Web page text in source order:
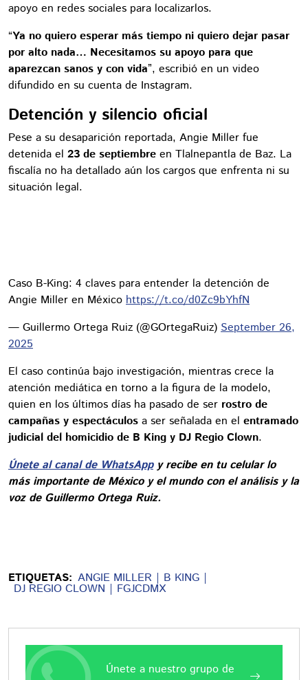
apoyo en redes sociales para localizarlos.
“Ya no quiero esperar más tiempo ni quiero dejar pasar
por alto nada… Necesitamos su apoyo para que
aparezcan sanos y con vida”, escribió en un video
difundido en su cuenta de Instagram.
Detención y silencio oficial
Pese a su desaparición reportada, Angie Miller fue
detenida el 23 de septiembre en Tlalnepantla de Baz. La
fiscalía no ha detallado aún los cargos que enfrenta ni su
situación legal.
Caso B-King: 4 claves para entender la detención de
Angie Miller en México https://t.co/d0Zc9bYhfN
— Guillermo Ortega Ruiz (@GOrtegaRuiz) September 26,
2025
El caso continúa bajo investigación, mientras crece la
atención mediática en torno a la figura de la modelo,
quien en los últimos días ha pasado de ser rostro de
campañas y espectáculos a ser señalada en el entramado
judicial del homicidio de B King y DJ Regio Clown.
Únete al canal de WhatsAppy recibe en tu celular lo
más importante de México y el mundo con el análisis y la
voz de Guillermo Ortega Ruiz.
ETIQUETAS: ANGIE MILLER B KING
DJ REGIO CLOWN FGJCDMX
Únete a nuestro grupo de